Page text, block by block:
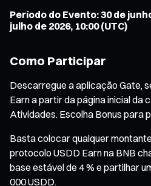
Período do Evento: 30 de
julho de 2026, 10:00 (UTC)
Como Participar
Descarregue a aplicação Gate,
Earn a partir da página inicial da
Atividades. Escolha Bonus para
Basta colocar qualquer
protocolo USDD Earn na BNB
base estável de 4 % e partilhar
000 USDD.